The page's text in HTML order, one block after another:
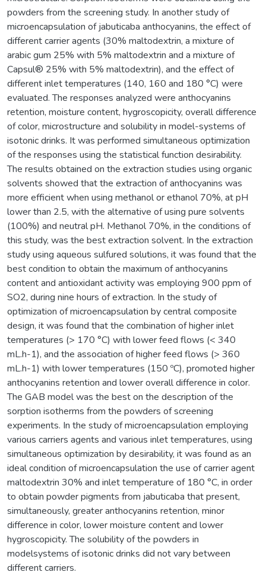
powders from the screening study. In another study of
microencapsulation of jabuticaba anthocyanins, the effect of
different carrier agents (30% maltodextrin, a mixture of
arabic gum 25% with 5% maltodextrin and a mixture of
Capsul® 25% with 5% maltodextrin), and the effect of
different inlet temperatures (140, 160 and 180 °C) were
evaluated. The responses analyzed were anthocyanins
retention, moisture content, hygroscopicity, overall difference
of color, microstructure and solubility in model-systems of
isotonic drinks. It was performed simultaneous optimization
of the responses using the statistical function desirability.
The results obtained on the extraction studies using organic
solvents showed that the extraction of anthocyanins was
more efficient when using methanol or ethanol 70%, at pH
lower than 2.5, with the alternative of using pure solvents
(100%) and neutral pH. Methanol 70%, in the conditions of
this study, was the best extraction solvent. In the extraction
study using aqueous sulfured solutions, it was found that the
best condition to obtain the maximum of anthocyanins
content and antioxidant activity was employing 900 ppm of
SO2, during nine hours of extraction. In the study of
optimization of microencapsulation by central composite
design, it was found that the combination of higher inlet
temperatures (> 170 °C) with lower feed flows (< 340
mL.h-1), and the association of higher feed flows (> 360
mL.h-1) with lower temperatures (150 ºC), promoted higher
anthocyanins retention and lower overall difference in color.
The GAB model was the best on the description of the
sorption isotherms from the powders of screening
experiments. In the study of microencapsulation employing
various carriers agents and various inlet temperatures, using
simultaneous optimization by desirability, it was found as an
ideal condition of microencapsulation the use of carrier agent
maltodextrin 30% and inlet temperature of 180 °C, in order
to obtain powder pigments from jabuticaba that present,
simultaneously, greater anthocyanins retention, minor
difference in color, lower moisture content and lower
hygroscopicity. The solubility of the powders in
modelsystems of isotonic drinks did not vary between
different carriers.